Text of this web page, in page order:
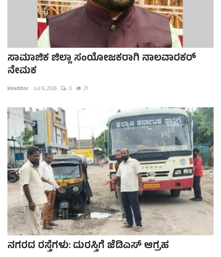
ಸಾಮಾಜಿಕ ಜಿಲ್ಲಾ ಸಂಯೋಜಕರಾಗಿ ನಾಲವಾರಕರ್
ನೇಮಕ
kkeditor Jul 6, 2026 0 21
ನಗರದ ರಸ್ತೆಗಳು: ದುರಸ್ತಿಗೆ ಜೆಡಿಎಸ್ ಆಗ್ರಹ